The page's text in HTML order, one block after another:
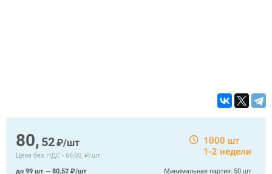
80, 52₽/шт
Цена без НДС - 66,00, ₽/шт
1000 шт
1-2 недели
Минимальная партия: 50 шт
до 99 шт — 80,52 ₽/шт